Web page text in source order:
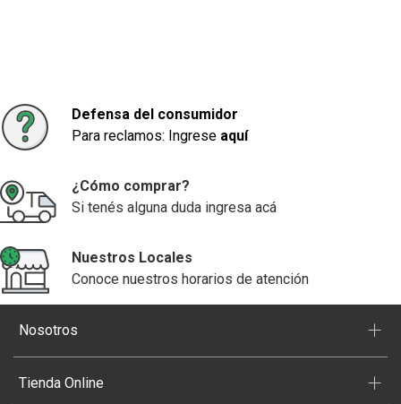
Defensa del consumidor
Para reclamos: Ingrese aquí
¿Cómo comprar?
Si tenés alguna duda ingresa acá
Nuestros Locales
Conoce nuestros horarios de atención
Nosotros +
Tienda Online +